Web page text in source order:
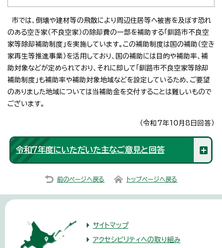
市では、倒壊や建材等の飛散により周辺住居等へ被害を及ぼす恐れ
のある空き家（不良空家）の除却費の一部を補助する「釧路市不良空
家等除却補助制度」を実施しています。この補助制度は国の補助（空き
家再生等推進事業）を活用しており、国の補助には目的や補助率、補
助対象などが定められており、それに即して「釧路市不良空家等除却
補助制度」も補助率や補助対象地域などを設定しているため、ご要望
のありました地域については当補助金を交付することは難しいもので
ございます。
（令和7年10月8日回答）
令和7年度にいただいた主なご意見と回答
前のページへ戻る トップページへ戻る
サイトマップ
アクセシビリティへの取り組み